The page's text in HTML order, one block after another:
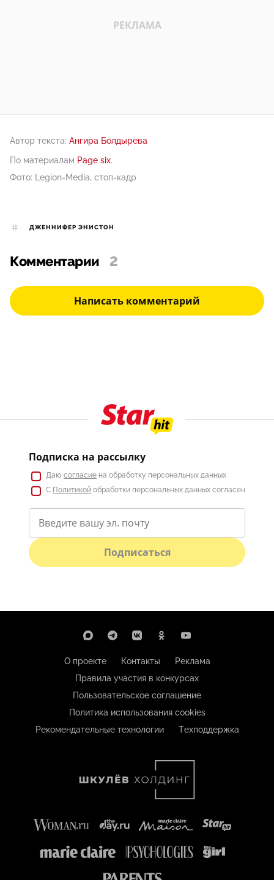
Автор текста: Ангира Болдырева
По материалам Page six.
Фото: Legion-Media, стоп-кадр
ДЖЕННИФЕР ЭНИСТОН
Комментарии 2
Написать комментарий
Подписка на рассылку
Даю согласие на обработку персональных данных
С Политикой обработки персональных данных согласен
Подписаться
О проекте Контакты
Реклама
Правила участия в конкурсах
Пользовательское соглашение
Политика использования cookies
Рекомендательные технологии
Техподдержка